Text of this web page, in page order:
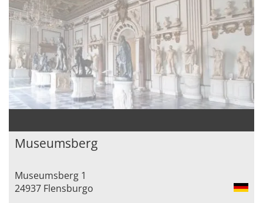
Museumsberg
Museumsberg 1
24937 Flensburgo